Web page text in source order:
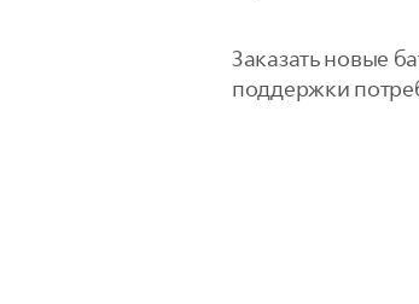
Заказать новые
поддержки